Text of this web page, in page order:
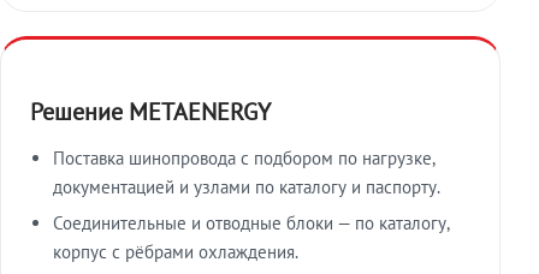
Решение METAENERGY
Поставка шинопровода с подбором по нагрузке,
документацией и узлами по каталогу и паспорту.
Соединительные и отводные блоки — по каталогу,
корпус с рёбрами охлаждения.